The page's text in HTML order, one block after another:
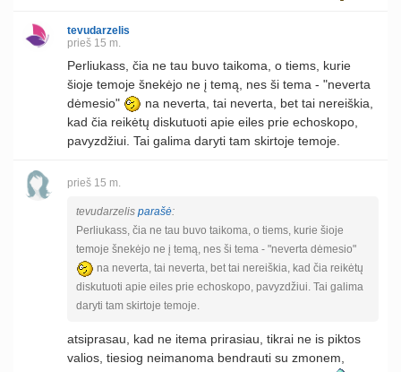
tevudarzelis
prieš 15 m.
Perliukass, čia ne tau buvo taikoma, o tiems, kurie
šioje temoje šnekėjo ne į temą, nes ši tema - "neverta
dėmesio"
na neverta, tai neverta, bet tai nereiškia,
kad čia reikėtų diskutuoti apie eiles prie echoskopo,
pavyzdžiui. Tai galima daryti tam skirtoje temoje.
prieš 15 m.
tevudarzelis parašė:
Perliukass, čia ne tau buvo taikoma, o tiems, kurie šioje
temoje šnekėjo ne į temą, nes ši tema - "neverta dėmesio"
na neverta, tai neverta, bet tai nereiškia, kad čia reikėtų
diskutuoti apie eiles prie echoskopo, pavyzdžiui. Tai galima
daryti tam skirtoje temoje.
atsiprasau, kad ne itema prirasiau, tikrai ne is piktos
valios, tiesiog neimanoma bendrauti su zmonem,